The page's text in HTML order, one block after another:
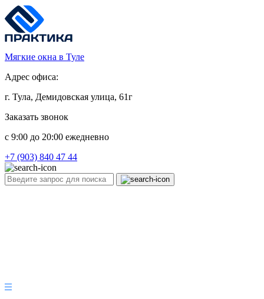
Мягкие окна в Туле
Адрес офиса:
г. Тула, Демидовская улица, 61г
Заказать звонок
c 9:00 до 20:00 ежедневно
+7 (903) 840 47 44